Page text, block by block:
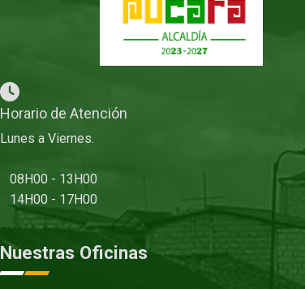
Horario de Atención
Lunes a Viernes.
08H00 - 13H00
14H00 - 17H00
Nuestras Oficinas